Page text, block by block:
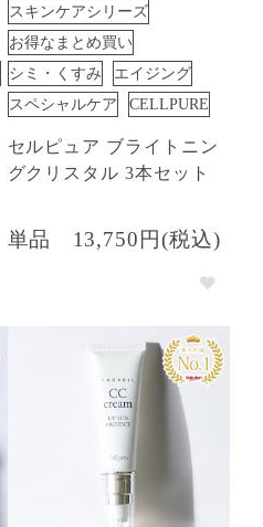
スキンケアシリーズ
お得なまとめ買い
シミ・くすみ
エイジング
スペシャルケア
CELLPURE
セルピュア ブライトニン
グクリスタル 3本セット
単品 13,750円(税込)